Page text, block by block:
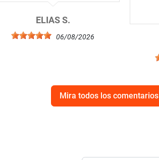
ELIAS S.
06/08/2026
Mira todos los comentarios